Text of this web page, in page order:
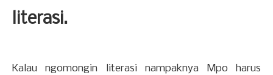
literasi.
Kalau ngomongin literasi nampaknya Mpo harus